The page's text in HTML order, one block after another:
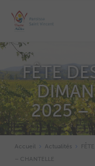
FÊTE
2025 –
Accueil Actualités
– CHANTELLE